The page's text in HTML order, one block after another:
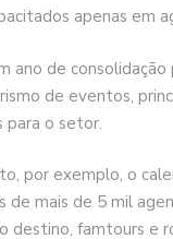
apenas em
ano de consolidação
de eventos,
para o setor.
por exemplo, o
de mais de 5 mil
destino, famtours e